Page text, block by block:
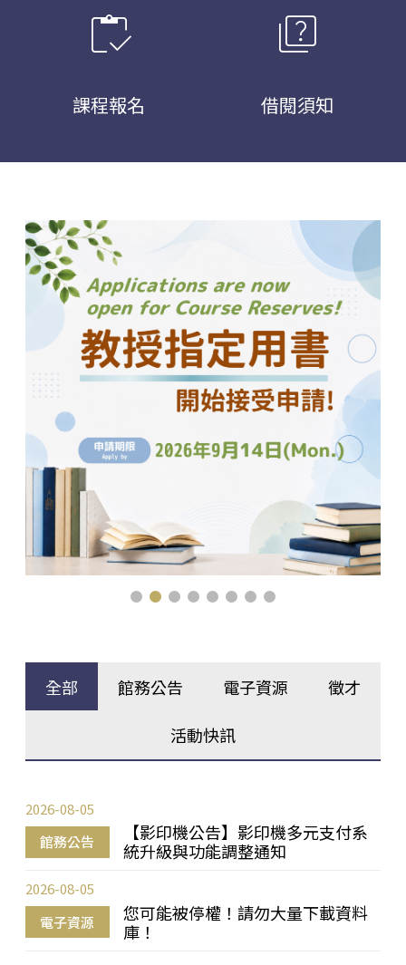
inventory
課程報名
quiz
借閱須知
全部 館務公告 電子資源 徵才
活動快訊
館務公告
【影印機公告】影印機多元支付系
統升級與功能調整通知
2026-08-05
電子資源
您可能被停權！請勿大量下載資料
庫！
2026-08-05